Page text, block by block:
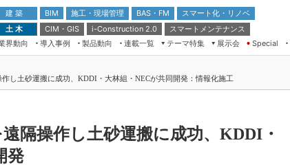
建 築 BIM 施工・現場管理 BAS・FM
スマート化・リノベ
土 木
CIM・GIS i-Construction 2.0
スマートメンテナンス
界動向
導入事例 製品動向 連載一覧
テーマ特集
ドローンがもたらす建設業界の“ゲー
ムチェンジ” Ver.2.0
“Society5.0”時代のスマートビル
展示会
第8回 国際 建設・測量展
築・土木・不動産の先端技術展－
Special
作し土砂運搬に成功、KDDI・大林組・NECが共同開発：情報化施工
隔操作し土砂運搬に成功、KDDI・
発